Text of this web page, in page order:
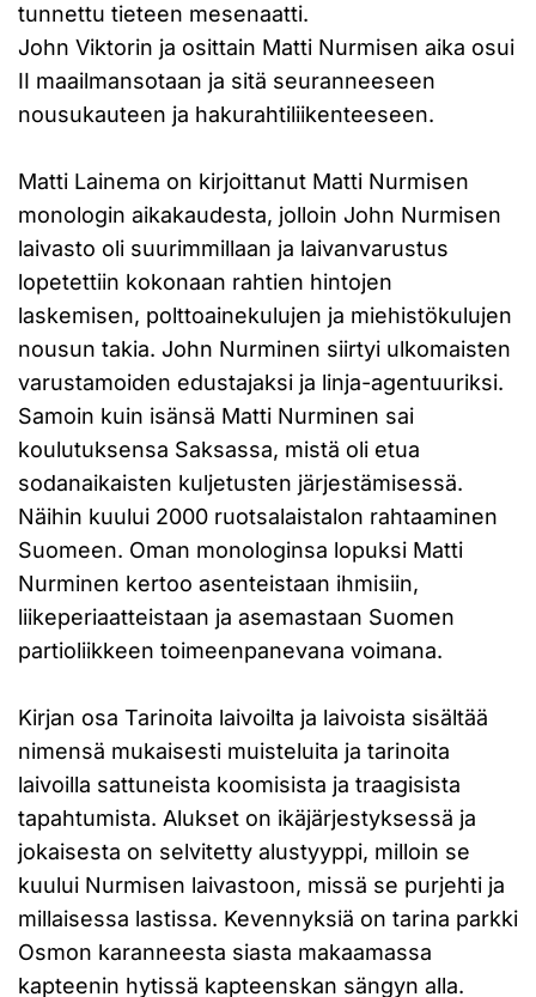
tunnettu tieteen mesenaatti.
John Viktorin ja osittain Matti Nurmisen aika osui
II maailmansotaan ja sitä seuranneeseen
nousukauteen ja hakurahtiliikenteeseen.
Matti Lainema on kirjoittanut Matti Nurmisen
monologin aikakaudesta, jolloin John Nurmisen
laivasto oli suurimmillaan ja laivanvarustus
lopetettiin kokonaan rahtien hintojen
laskemisen, polttoainekulujen ja miehistökulujen
nousun takia. John Nurminen siirtyi ulkomaisten
varustamoiden edustajaksi ja linja-agentuuriksi.
Samoin kuin isänsä Matti Nurminen sai
koulutuksensa Saksassa, mistä oli etua
sodanaikaisten kuljetusten järjestämisessä.
Näihin kuului 2000 ruotsalaistalon rahtaaminen
Suomeen. Oman monologinsa lopuksi Matti
Nurminen kertoo asenteistaan ihmisiin,
liikeperiaatteistaan ja asemastaan Suomen
partioliikkeen toimeenpanevana voimana.
Kirjan osa Tarinoita laivoilta ja laivoista sisältää
nimensä mukaisesti muisteluita ja tarinoita
laivoilla sattuneista koomisista ja traagisista
tapahtumista. Alukset on ikäjärjestyksessä ja
jokaisesta on selvitetty alustyyppi, milloin se
kuului Nurmisen laivastoon, missä se purjehti ja
millaisessa lastissa. Kevennyksiä on tarina parkki
Osmon karanneesta siasta makaamassa
kapteenin hytissä kapteenskan sängyn alla.